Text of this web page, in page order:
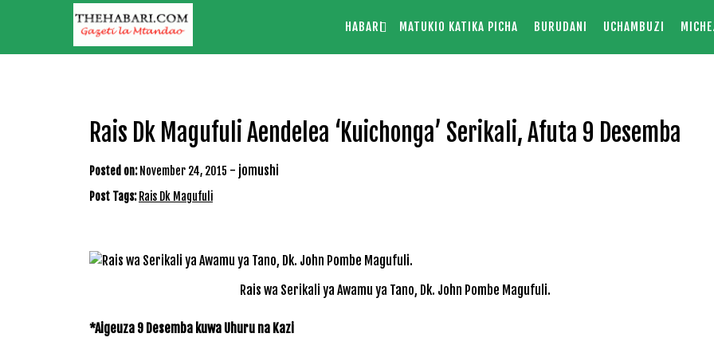
HABARI MATUKIO KATIKA PICHA BURUDANI UCHAMBUZI
Rais Dk Magufuli Aendelea ‘Kuichonga’ Serikali, Afuta 9 Desemba
Posted on: November 24, 2015 - jomushi
Post Tags: Rais Dk Magufuli
Rais wa Serikali ya Awamu ya Tano, Dk. John Pombe Magufuli.
*Aigeuza 9 Desemba kuwa Uhuru na Kazi